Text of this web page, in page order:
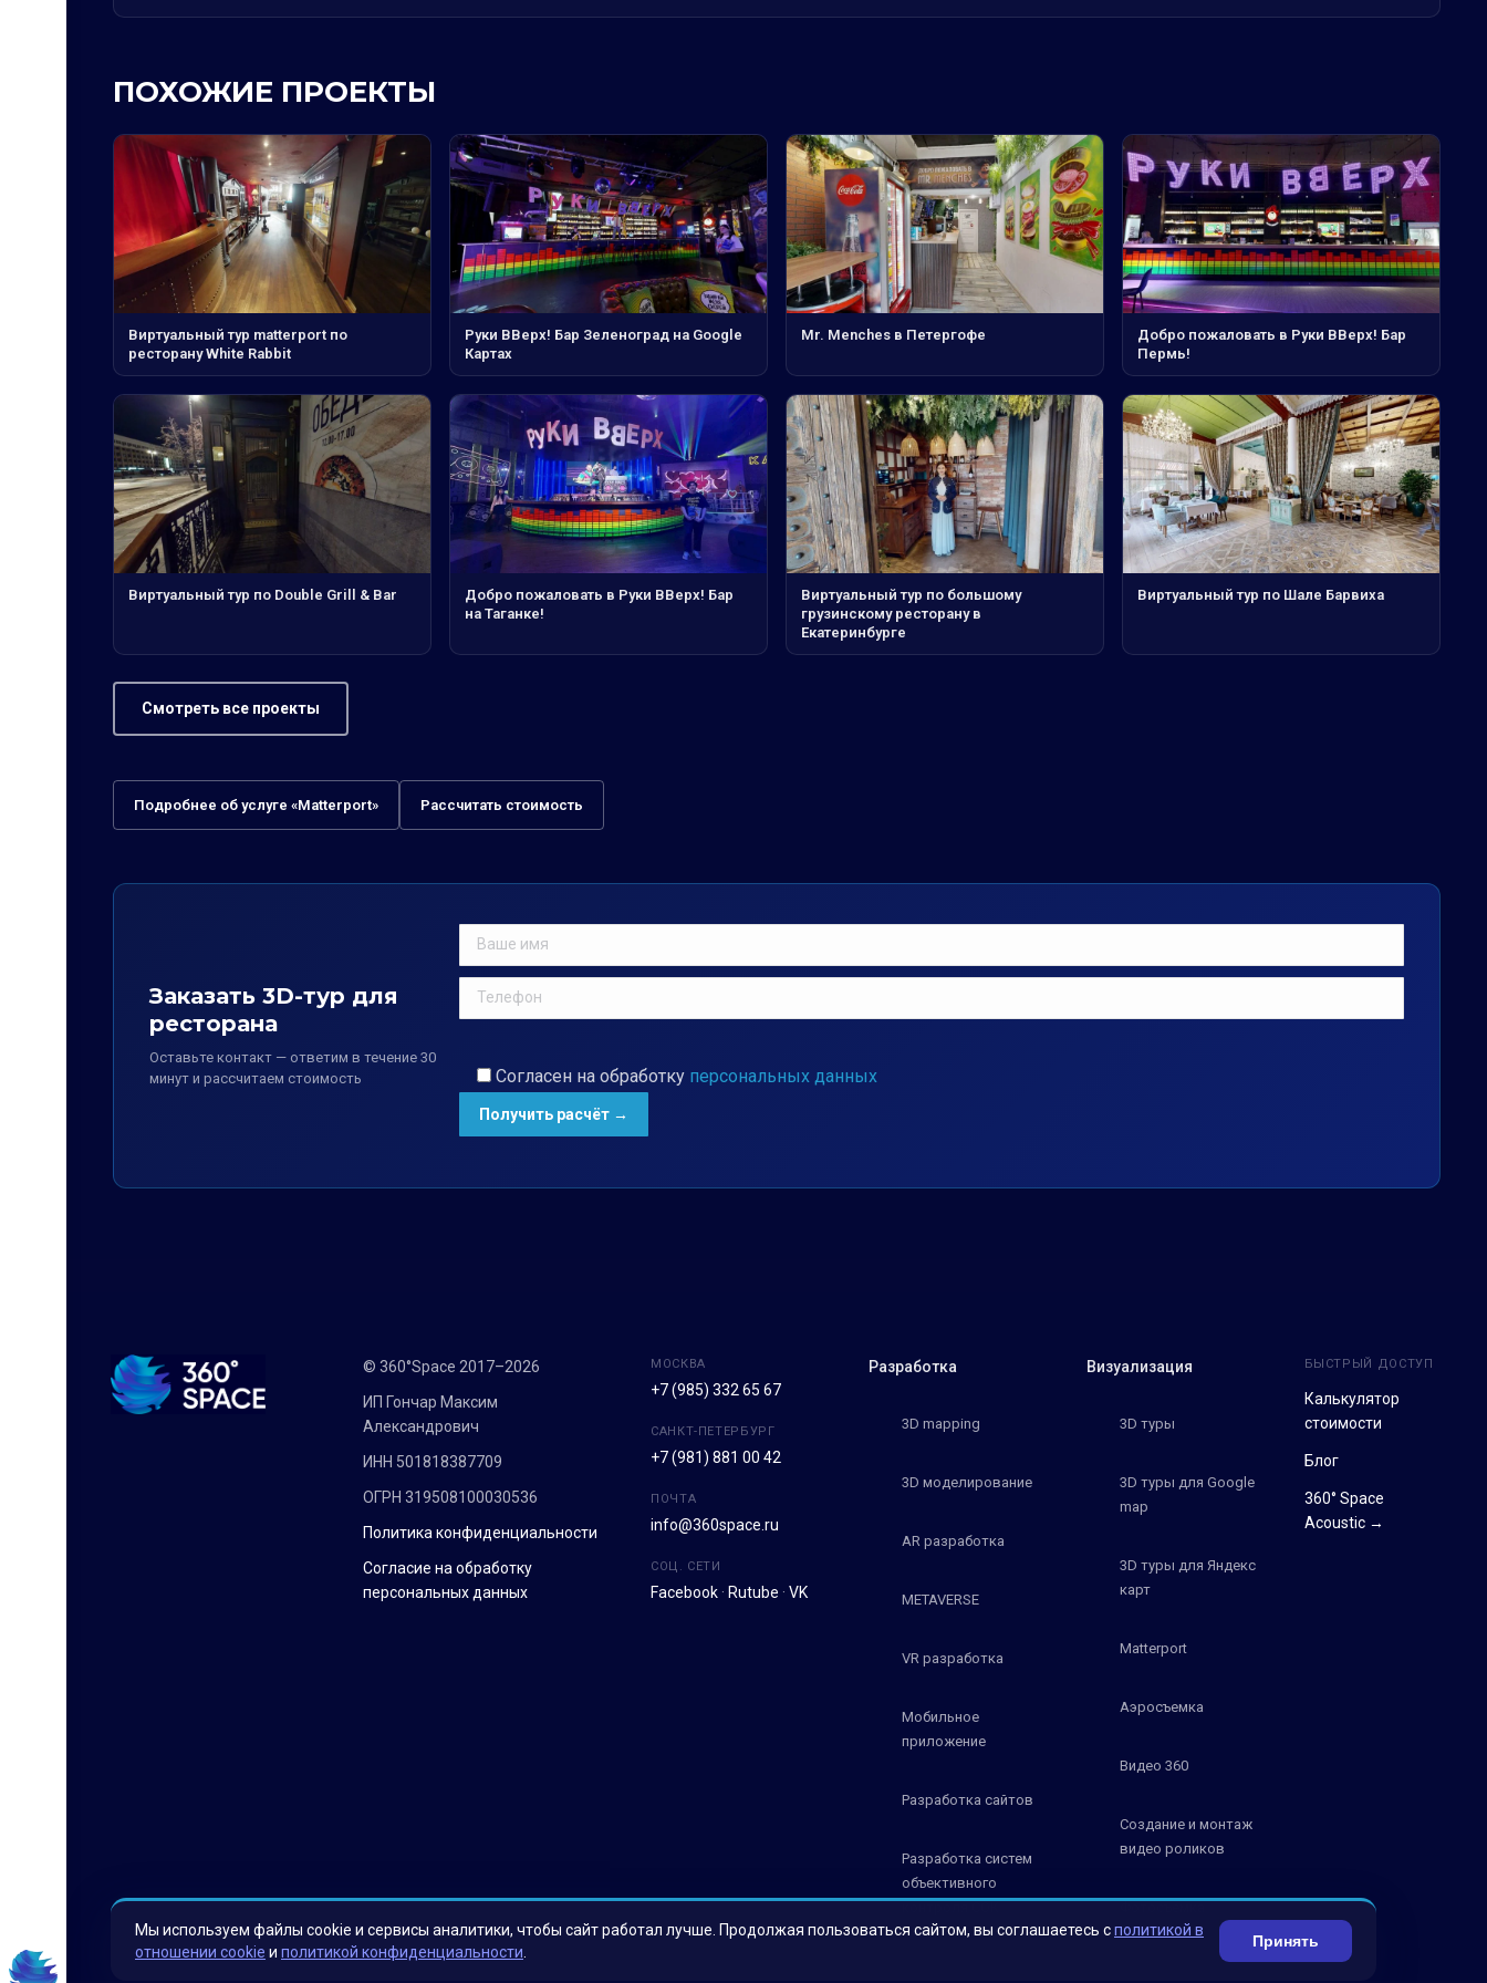
ПОХОЖИЕ ПРОЕКТЫ
Виртуальный тур matterport по
ресторану White Rabbit
Руки ВВерх! Бар Зеленоград на Google
Картах
Mr. Menches в Петергофе
Добро пожаловать в Руки ВВерх! Бар
Пермь!
Виртуальный тур по Double Grill & Bar
Добро пожаловать в Руки ВВерх! Бар
на Таганке!
Виртуальный тур по большому
грузинскому ресторану в
Екатеринбурге
Виртуальный тур по Шале Барвиха
Смотреть все проекты
Подробнее об услуге «Matterport» Рассчитать стоимость
Заказать 3D-тур для
ресторана
Оставьте контакт — ответим в течение 30
минут и рассчитаем стоимость
Согласен на обработку персональных данных
© 360°Space 2017–2026
ИП Гончар Максим
Александрович
ИНН 501818387709
ОГРН 319508100030536
Политика конфиденциальности
Согласие на обработку
персональных данных
МОСКВА
+7 (985) 332 65 67
САНКТ-ПЕТЕРБУРГ
+7 (981) 881 00 42
ПОЧТА
info@360space.ru
СОЦ. СЕТИ
Facebook· Rutube · VK
Разработка
3D mapping
3D моделирование
AR разработка
METAVERSE
VR разработка
Мобильное
приложение
Разработка сайтов
Разработка систем
объективного
Визуализация
3D туры
3D туры для Google
map
3D туры для Яндекс
карт
Matterport
Аэросъемка
Видео 360
Создание и монтаж
видео роликов
БЫСТРЫЙ ДОСТУП
Калькулятор
стоимости
Блог
360° Space
Acoustic →
Мы используем файлы cookie и сервисы аналитики, чтобы сайт работал лучше. Продолжая пользоваться сайтом, вы соглашаетесь сполитикой в
отношении cookie и политикой конфиденциальности
Принять